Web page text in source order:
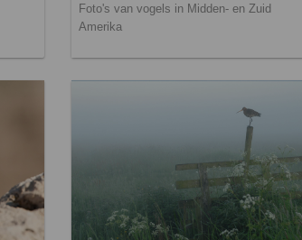
Foto's van vogels in Midden- en Zuid
Amerika